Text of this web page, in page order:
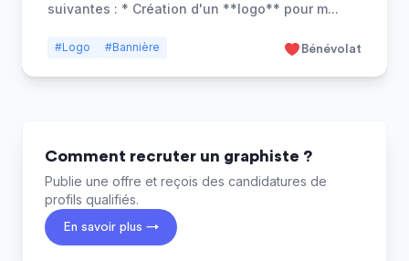
suivantes : * Création d'un **logo** pour m...
#Logo #Bannière Bénévolat
Comment recruter un graphiste ?
Publie une offre et reçois des candidatures de
profils qualifiés.
En savoir plus →